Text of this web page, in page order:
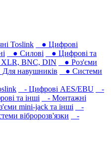
Toslink
● Цифрові
● Силові
● Цифрові та
BNC, DIN
● Роз'єми
навушників‎
● Системи
- Цифрові AES/EBU
-
та інші
- Монтажні
mini-jack та інші
-
вібророзв'язки
-